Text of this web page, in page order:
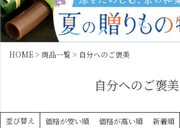
HOME 商品一覧 自分へのご褒美
自分へのご褒美
並び替え 価格が安い順 価格が高い順 新着順